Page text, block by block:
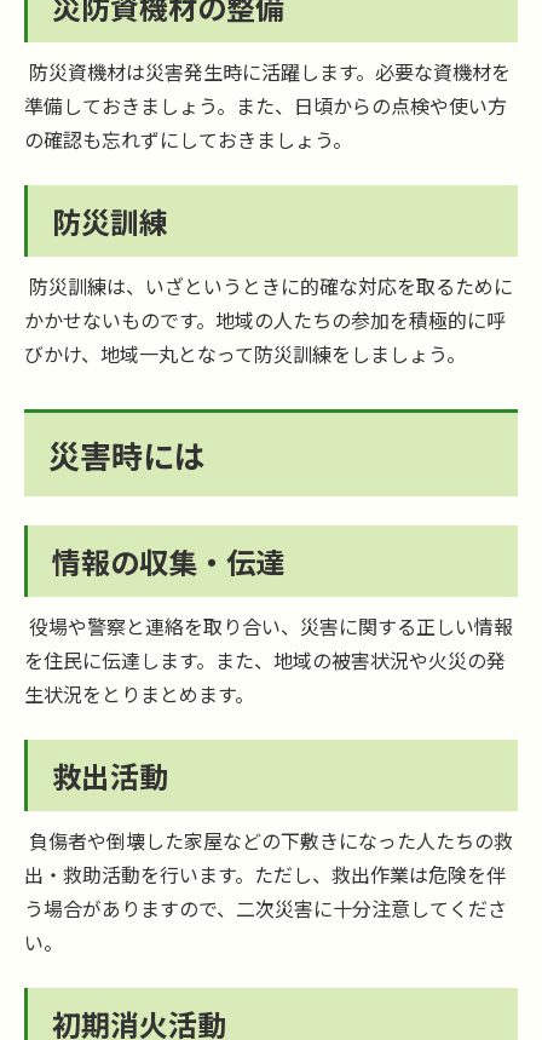
防災資機材は災害発生時に活躍します。必要な資機材を
準備しておきましょう。また、日頃からの点検や使い方
の確認も忘れずにしておきましょう。
防災訓練
防災訓練は、いざというときに的確な対応を取るために
かかせないものです。地域の人たちの参加を積極的に呼
びかけ、地域一丸となって防災訓練をしましょう。
災害時には
情報の収集・伝達
役場や警察と連絡を取り合い、災害に関する正しい情報
を住民に伝達します。また、地域の被害状況や火災の発
生状況をとりまとめます。
救出活動
負傷者や倒壊した家屋などの下敷きになった人たちの救
出・救助活動を行います。ただし、救出作業は危険を伴
う場合がありますので、二次災害に十分注意してくださ
い。
初期消火活動